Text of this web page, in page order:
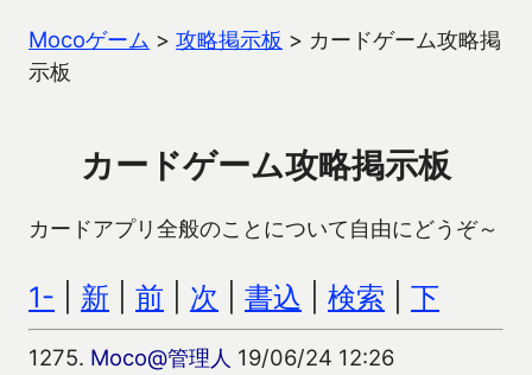
Mocoゲーム > 攻略掲示板 > カードゲーム攻略掲
示板
カードゲーム攻略掲示板
カードアプリ全般のことについて自由にどうぞ～
1- 新 前 次 書込 検索 下
1275. Moco@管理人 19/06/24 12:26